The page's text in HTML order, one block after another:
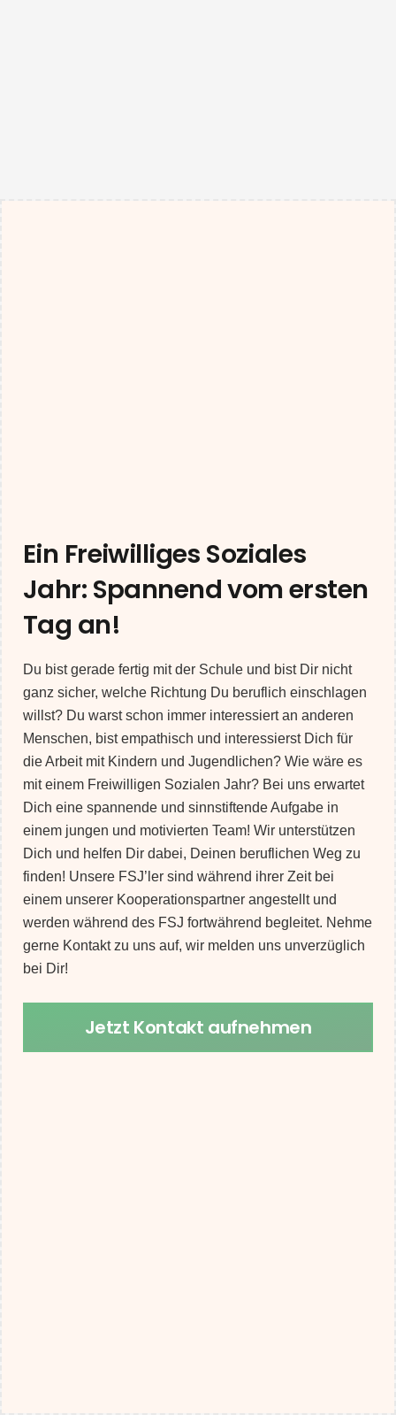
Ein Freiwilliges Soziales
Jahr: Spannend vom ersten
Tag an!
Du bist gerade fertig mit der Schule und bist Dir nicht
ganz sicher, welche Richtung Du beruflich einschlagen
willst? Du warst schon immer interessiert an anderen
Menschen, bist empathisch und interessierst Dich für
die Arbeit mit Kindern und Jugendlichen? Wie wäre es
mit einem Freiwilligen Sozialen Jahr? Bei uns erwartet
Dich eine spannende und sinnstiftende Aufgabe in
einem jungen und motivierten Team! Wir unterstützen
Dich und helfen Dir dabei, Deinen beruflichen Weg zu
finden! Unsere FSJ’ler sind während ihrer Zeit bei
einem unserer Kooperationspartner angestellt und
werden während des FSJ fortwährend begleitet. Nehme
gerne Kontakt zu uns auf, wir melden uns unverzüglich
bei Dir!
Jetzt Kontakt aufnehmen